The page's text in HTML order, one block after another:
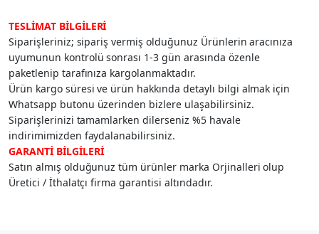
TESLİMAT BİLGİLERİ
Siparişleriniz; sipariş vermiş olduğunuz Ürünlerin aracınıza
uyumunun kontrolü sonrası 1-3 gün arasında özenle
paketlenip tarafınıza kargolanmaktadır.
Ürün kargo süresi ve ürün hakkında detaylı bilgi almak için
Whatsapp butonu üzerinden bizlere ulaşabilirsiniz.
Siparişlerinizi tamamlarken dilerseniz %5 havale
indirimimizden faydalanabilirsiniz.
GARANTİ BİLGİLERİ
Satın almış olduğunuz tüm ürünler marka Orjinalleri olup
Üretici / İthalatçı firma garantisi altındadır.